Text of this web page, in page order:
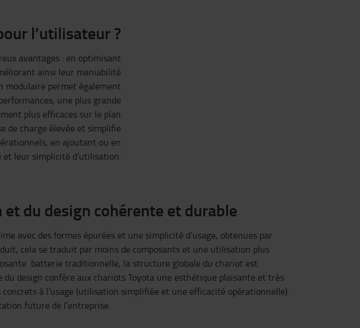
l’utilisateur ?
avantages : en optimisant
ainsi leur maniabilité
modulaire permet également
une plus grande
plus efficaces sur le plan
de charge élevée et simplifie
en ajoutant ou en
leur simplicité d’utilisation.
du design cohérente et durable
avec des formes épurées et une simplicité d’usage, obtenues par
cela se traduit par moins de composants et une utilisation plus
batterie traditionnelle, la structure globale du chariot est
design confère aux chariots Toyota une esthétique plaisante et très
à l’usage (utilisation simplifiée et une efficacité opérationnelle).
future de l’entreprise.